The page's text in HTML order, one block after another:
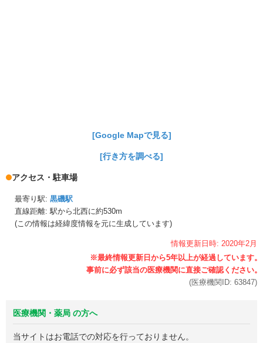
[Google Mapで見る]
[行き方を調べる]
アクセス・駐車場
最寄り駅: 黒磯駅
直線距離: 駅から北西に約530m
(この情報は経緯度情報を元に生成しています)
情報更新日時: 2020年2月
(医療機関ID: 63847)
医療機関・薬局 の方へ
当サイトはお電話での対応を行っておりません。